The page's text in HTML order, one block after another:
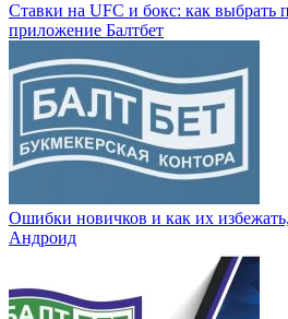
Ставки на UFC и бокс: как выбрать
приложение Балтбет
Ошибки новичков и как их избежать,
Андроид